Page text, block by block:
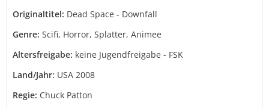
Originaltitel: Dead Space - Downfall
Genre: Scifi, Horror, Splatter, Animee
Altersfreigabe: keine Jugendfreigabe - FSK
Land/Jahr: USA 2008
Regie: Chuck Patton